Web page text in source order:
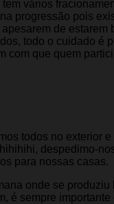
vários
progressão pois
de estarem
todo o cuidado é
com que quem
todos no exterior
despedimo-
para nossas casas.
onde se produziu
é sempre